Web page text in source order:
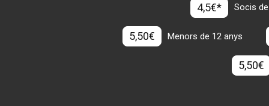
4,5€* Socis
5,50€ Menors de 12 anys
5,50€